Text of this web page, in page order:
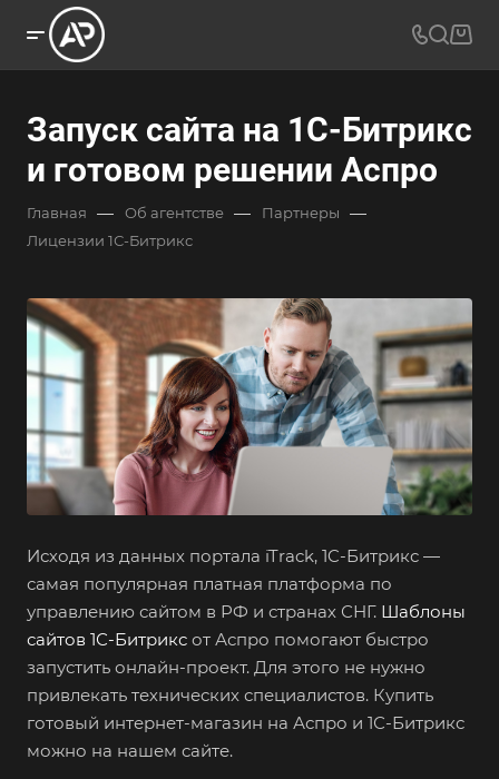
Запуск сайта на 1С-Битрикс
и готовом решении Аспро
Главная — Об агентстве — Партнеры —
Лицензии 1С-Битрикс
Исходя из данных портала iTrack, 1C-Битрикс —
самая популярная платная платформа по
управлению сайтом в РФ и странах СНГ. Шаблоны
сайтов 1С-Битрикс от Аспро помогают быстро
запустить онлайн-проект. Для этого не нужно
привлекать технических специалистов. Купить
готовый интернет-магазин на Аспро и 1С-Битрикс
можно на нашем сайте.